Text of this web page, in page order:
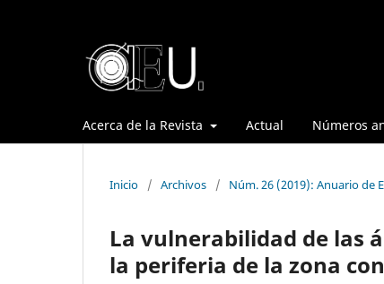
Acerca de la Revista Actual Números
Inicio / Archivos / Núm. 26 (2019): Anuario de
La vulnerabilidad de las
la periferia de la zona